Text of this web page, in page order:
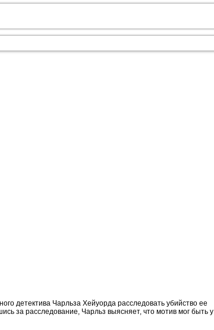
детектива Чарльза Хейуорда расследовать убийство ее
за расследование, Чарльз выясняет, что мотив мог быть у